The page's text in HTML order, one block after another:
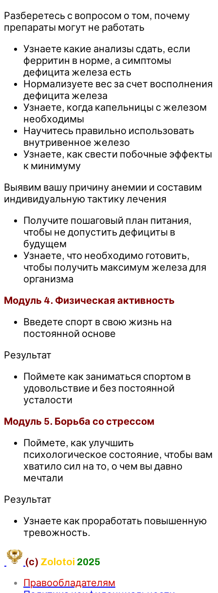
Разберетесь с вопросом о том, почему
препараты могут не работать
Узнаете какие анализы сдать, если
ферритин в норме, а симптомы
дефицита железа есть
Нормализуете вес за счет восполнения
дефицита железа
Узнаете, когда капельницы с железом
необходимы
Научитесь правильно использовать
внутривенное железо
Узнаете, как свести побочные эффекты
к минимуму
Выявим вашу причину анемии и составим
индивидуальную тактику лечения
Получите пошаговый план питания,
чтобы не допустить дефициты в
будущем
Узнаете, что необходимо готовить,
чтобы получить максимум железа для
организма
Модуль 4. Физическая активность
Введете спорт в свою жизнь на
постоянной основе
Результат
Поймете как заниматься спортом в
удовольствие и без постоянной
усталости
Модуль 5. Борьба со стрессом
Поймете, как улучшить
психологическое состояние, чтобы вам
хватило сил на то, о чем вы давно
мечтали
Результат
Узнаете как проработать повышенную
тревожность.
(c) Zolotoi 2025
Правообладателям